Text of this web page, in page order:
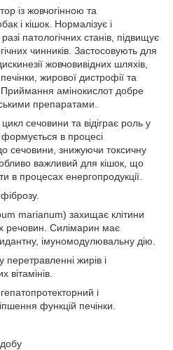
із жовчогінною та
і кішок. Нормалізує і
патологічних станів, підвищує
чинників. Застосовують для
жовчовивідних шляхів,
жирової дистрофії та
Приймання амінокислот добре
препаратами.
сечовини та відіграє роль у
в процесі
сечовини, знижуючи токсичну
важливий для кішок, що
в процесах енергопродукції.
marianum) захищає клітини
речовин. Силімарин має
імуномодулювальну дію.
перетравленні жирів і
вітамінів.
і
функцій печінки.